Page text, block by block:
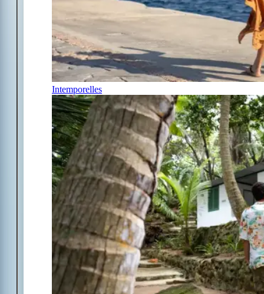
Intemporelles